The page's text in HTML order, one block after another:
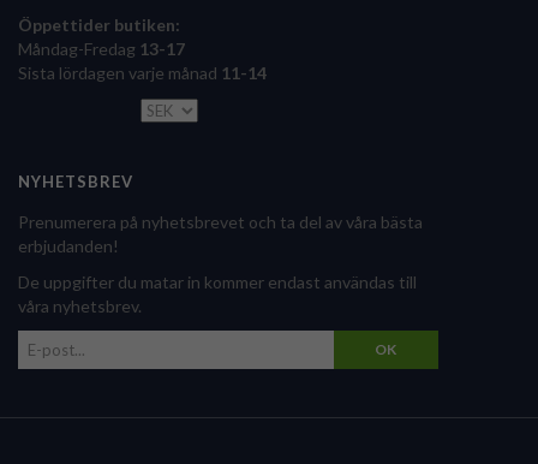
Öppettider butiken:
Måndag-Fredag 13-17
Sista lördagen varje månad 11-14
NYHETSBREV
Prenumerera på nyhetsbrevet och ta del av våra bästa
erbjudanden!
De uppgifter du matar in kommer endast användas till
våra nyhetsbrev.
OK